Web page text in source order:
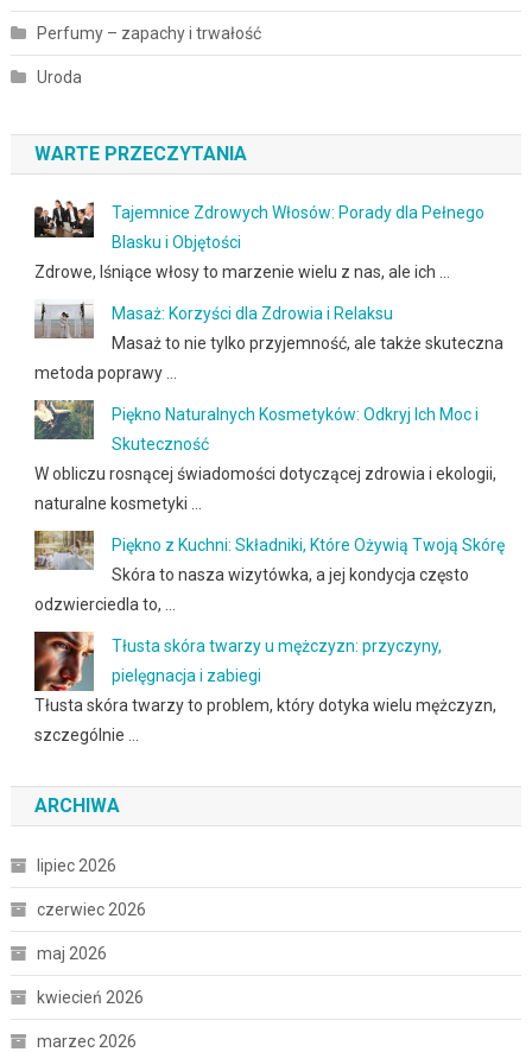
Perfumy – zapachy i trwałość
Uroda
WARTE PRZECZYTANIA
Tajemnice Zdrowych Włosów: Porady dla Pełnego
Blasku i Objętości
Zdrowe, lśniące włosy to marzenie wielu z nas, ale ich …
Masaż: Korzyści dla Zdrowia i Relaksu
Masaż to nie tylko przyjemność, ale także skuteczna
metoda poprawy …
Piękno Naturalnych Kosmetyków: Odkryj Ich Moc i
Skuteczność
W obliczu rosnącej świadomości dotyczącej zdrowia i ekologii,
naturalne kosmetyki …
Piękno z Kuchni: Składniki, Które Ożywią Twoją Skórę
Skóra to nasza wizytówka, a jej kondycja często
odzwierciedla to, …
Tłusta skóra twarzy u mężczyzn: przyczyny,
pielęgnacja i zabiegi
Tłusta skóra twarzy to problem, który dotyka wielu mężczyzn,
szczególnie …
ARCHIWA
lipiec 2026
czerwiec 2026
maj 2026
kwiecień 2026
marzec 2026